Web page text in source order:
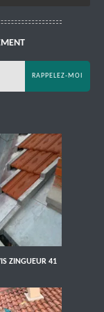
ZINGUEUR 41